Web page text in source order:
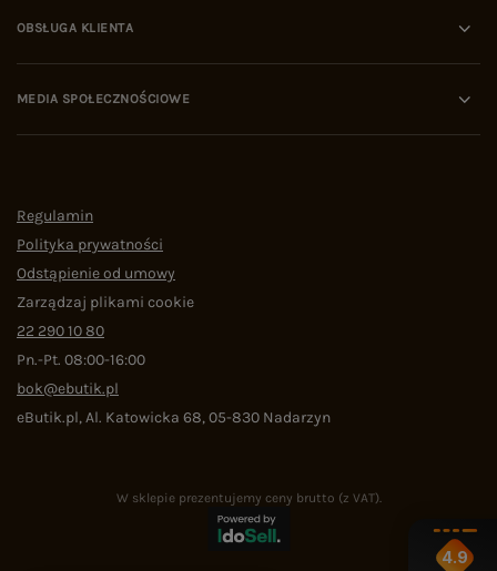
OBSŁUGA KLIENTA
MEDIA SPOŁECZNOŚCIOWE
Regulamin
Polityka prywatności
Odstąpienie od umowy
Zarządzaj plikami cookie
22 290 10 80
Pn.-Pt. 08:00-16:00
bok@ebutik.pl
eButik.pl,Al. Katowicka 68,05-830 Nadarzyn
W sklepie prezentujemy ceny brutto (z VAT).
4.9